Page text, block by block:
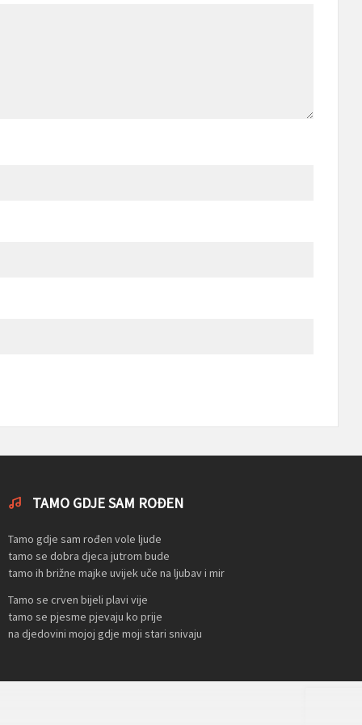
TAMO GDJE SAM ROĐEN
Tamo gdje sam rođen vole ljude
tamo se dobra djeca jutrom bude
tamo ih brižne majke uvijek uče na ljubav i mir
Tamo se crven bijeli plavi vije
tamo se pjesme pjevaju ko prije
na djedovini mojoj gdje moji stari snivaju